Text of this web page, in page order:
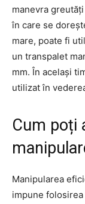
manevra
în care se
mare, poate fi
un transpalet
mm. În același
utilizat în
Cum poți
Manipularea
impune